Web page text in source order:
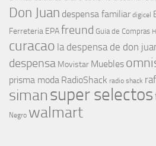
Don Juan despensa familiar digicel
Ferreteria EPAfreund Guia de Compras
curacao la despensa de don
despensa Movistar Muebles
prisma moda RadioShack radio shack raf
simansuper selectos
Negro walmart